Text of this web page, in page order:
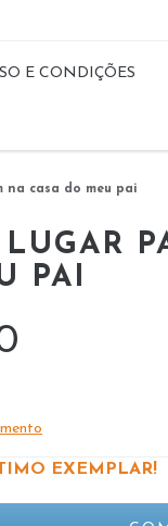
E CONDIÇÕES
na casa do meu pai
PAI
EXEMPLAR!